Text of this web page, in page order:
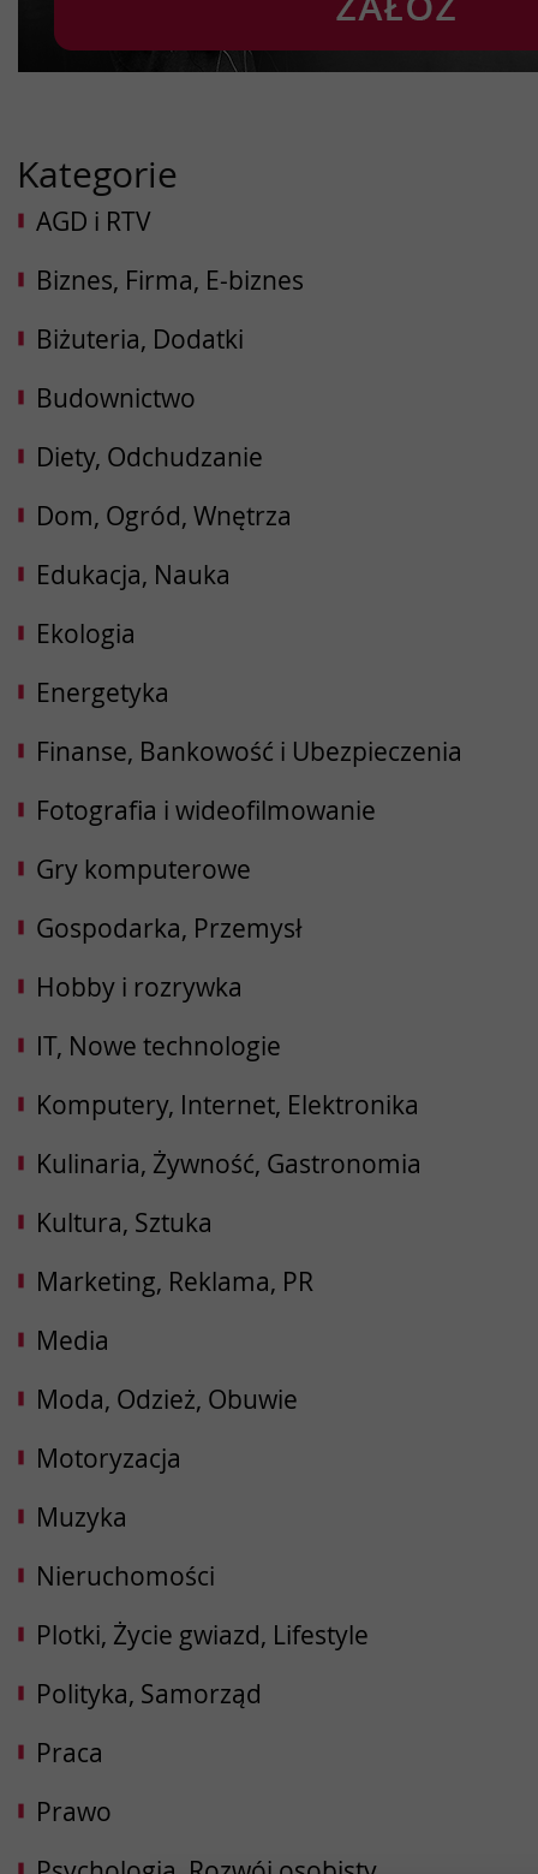
Kategorie
AGD i RTV
Biznes, Firma, E-biznes
Biżuteria, Dodatki
Budownictwo
Diety, Odchudzanie
Dom, Ogród, Wnętrza
Edukacja, Nauka
Ekologia
Energetyka
Finanse, Bankowość i Ubezpieczenia
Fotografia i wideofilmowanie
Gry komputerowe
Gospodarka, Przemysł
Hobby i rozrywka
IT, Nowe technologie
Komputery, Internet, Elektronika
Kulinaria, Żywność, Gastronomia
Kultura, Sztuka
Marketing, Reklama, PR
Media
Moda, Odzież, Obuwie
Motoryzacja
Muzyka
Nieruchomości
Plotki, Życie gwiazd, Lifestyle
Polityka, Samorząd
Praca
Prawo